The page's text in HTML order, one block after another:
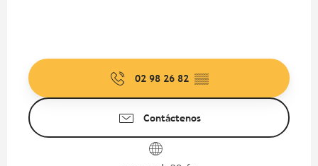
02 98 26 82 ▒▒
Contáctenos